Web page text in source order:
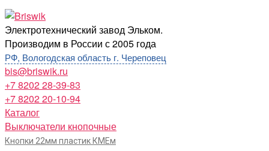
Briswik
Электротехнический завод Эльком.
Производим в России с 2005 года
РФ, Вологодская область г. Череповец
bis@briswik.ru
+7 8202 28-39-83
+7 8202 20-10-94
Каталог
Выключатели кнопочные
Кнопки 22мм пластик КМЕм